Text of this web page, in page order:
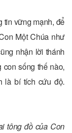
tin vững mạnh, để
Một Chúa như
nhận lời thánh
sống thế nào,
là bí tích cứu độ.
tông đồ của Con